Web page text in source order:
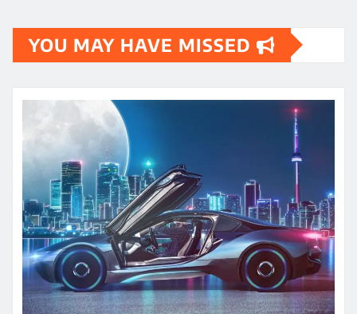
YOU MAY HAVE MISSED